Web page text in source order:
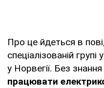
Про це йдеться в
спеціалізованій групі у
у Норвегії. Без
працювати